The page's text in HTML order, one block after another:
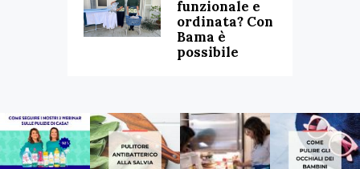
funzionale e
ordinata? Con
Bama è
possibile